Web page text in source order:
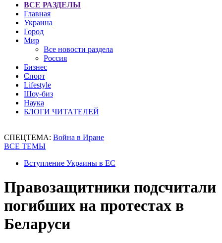
ВСЕ РАЗДЕЛЫ
Главная
Украина
Город
Мир
Все новости раздела
Россия
Бизнес
Спорт
Lifestyle
Шоу-биз
Наука
БЛОГИ ЧИТАТЕЛЕЙ
СПЕЦТЕМА: Война в Иране
ВСЕ ТЕМЫ
Вступление Украины в ЕС
Правозащитники подсчитали
погибших на протестах в
Беларуси